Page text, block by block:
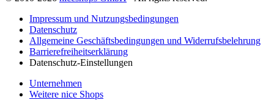
Impressum und Nutzungsbedingungen
Datenschutz
Allgemeine Geschäftsbedingungen und Widerrufsbelehrung
Barrierefreiheitserklärung
Datenschutz-Einstellungen
Unternehmen
Weitere nice Shops